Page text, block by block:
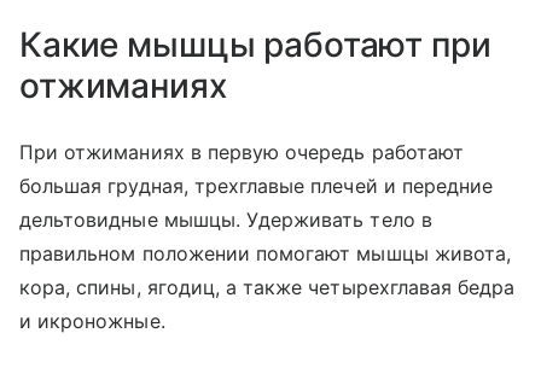
Какие мышцы работают при
отжиманиях
При отжиманиях в первую очередь работают
большая грудная, трехглавые плечей и передние
дельтовидные мышцы. Удерживать тело в
правильном положении помогают мышцы живота,
кора, спины, ягодиц, а также четырехглавая бедра
и икроножные.